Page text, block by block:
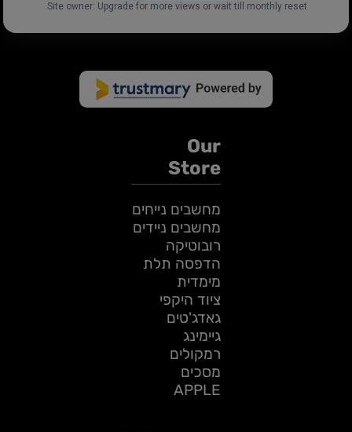
Site owner: Upgrade for more views or wait till monthly reset.
Our
Store
מחשבים נייחים
מחשבים ניידים
רובוטיקה
הדפסה תלת
מימדית
ציוד היקפי
גאדג'טים
גיימינג
רמקולים
מסכים
APPLE